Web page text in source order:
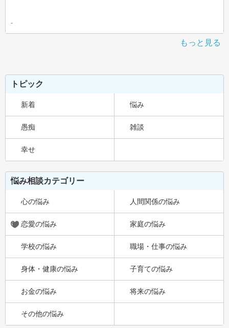
-
もっと見る
トピック
新着 悩み
愚痴 雑談
幸せ
悩み相談カテゴリー
心の悩み 人間関係の悩み
恋愛の悩み 家庭の悩み
学校の悩み 職場・仕事の悩み
身体・健康の悩み 子育ての悩み
お金の悩み 将来の悩み
その他の悩み